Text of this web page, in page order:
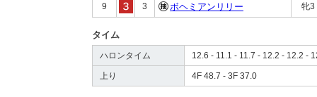
9 3 ボヘミアンリリー 牝3
タイム
ハロンタイム 12.6 - 11.1 - 11.7 - 12.2 - 12.2 -
上り 4F 48.7 - 3F 37.0